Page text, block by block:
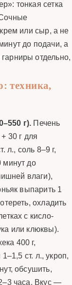
тонкая сетка
или сыр, а не
до подачи, а
отдельно,
техника,
г). Печень
30 г для
л., соль 8–9 г,
минут до
влаги),
выпарить 1
охладить
с кисло-
или клюквы).
400 г,
ст. л., укроп,
обсушить,
часа. Вкус —